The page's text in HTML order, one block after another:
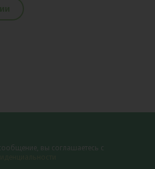
вы соглашаетесь с